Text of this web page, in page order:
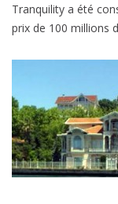
Tranquility a été
prix de 100 millions